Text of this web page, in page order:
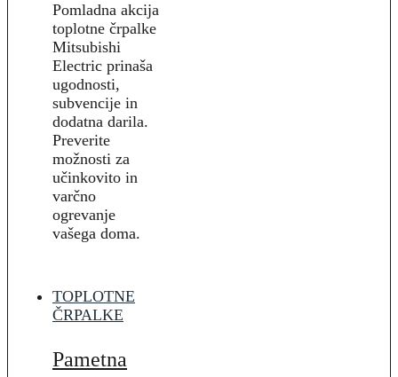
Pomladna akcija
toplotne črpalke
Mitsubishi
Electric prinaša
ugodnosti,
subvencije in
dodatna darila.
Preverite
možnosti za
učinkovito in
varčno
ogrevanje
vašega doma.
TOPLOTNE
ČRPALKE
Pametna